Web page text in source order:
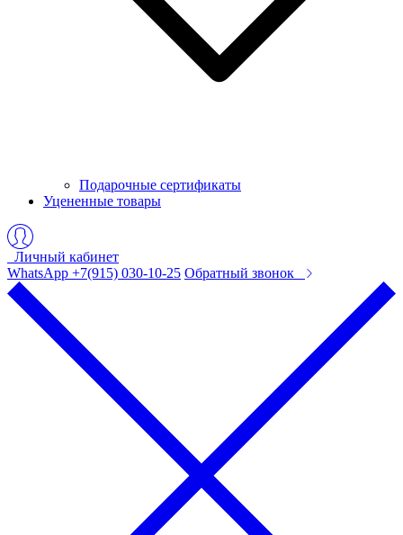
Подарочные сертификаты
Уцененные товары
Личный кабинет
WhatsApp +7(915) 030-10-25 Обратный звонок